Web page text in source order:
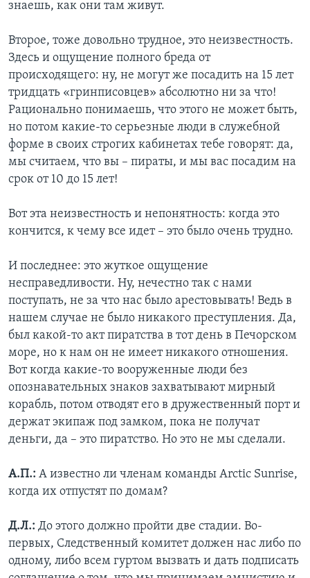
знаешь, как они там живут.
Второе, тоже довольно трудное, это неизвестность.
Здесь и ощущение полного бреда от
происходящего: ну, не могут же посадить на 15 лет
тридцать «гринписовцев» абсолютно ни за что!
Рационально понимаешь, что этого не может быть,
но потом какие-то серьезные люди в служебной
форме в своих строгих кабинетах тебе говорят: да,
мы считаем, что вы – пираты, и мы вас посадим на
срок от 10 до 15 лет!
Вот эта неизвестность и непонятность: когда это
кончится, к чему все идет – это было очень трудно.
И последнее: это жуткое ощущение
несправедливости. Ну, нечестно так с нами
поступать, не за что нас было арестовывать! Ведь в
нашем случае не было никакого преступления. Да,
был какой-то акт пиратства в тот день в Печорском
море, но к нам он не имеет никакого отношения.
Вот когда какие-то вооруженные люди без
опознавательных знаков захватывают мирный
корабль, потом отводят его в дружественный порт и
держат экипаж под замком, пока не получат
деньги, да – это пиратство. Но это не мы сделали.
А.П.: А известно ли членам команды Arctic Sunrise,
когда их отпустят по домам?
Д.Л.: До этого должно пройти две стадии. Во-
первых, Следственный комитет должен нас либо по
одному, либо всем гуртом вызвать и дать подписать